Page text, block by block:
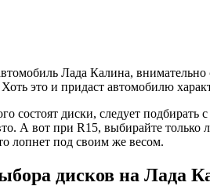
Лада Калина, внимательно
это и придаст автомобилю
состоят диски, следует
А вот при R15, выбирайте
лопнет под своим же весом.
дисков на Лада